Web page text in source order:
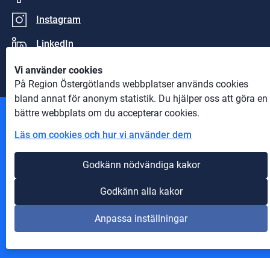
Vi använder cookies
På Region Östergötlands webbplatser används cookies
bland annat för anonym statistik. Du hjälper oss att göra en
bättre webbplats om du accepterar cookies.
Läs om cookies och hur vi använder dem
Godkänn nödvändiga kakor
Godkänn alla kakor
Anpassa inställningar
Instagram
LinkedIn
Information om cookies
Om webbplatsen
Tillgänglighet på webbplatsen